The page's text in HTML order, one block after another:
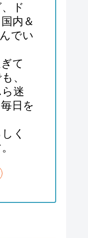
ド
内＆
でい
て
、
迷
日を
く